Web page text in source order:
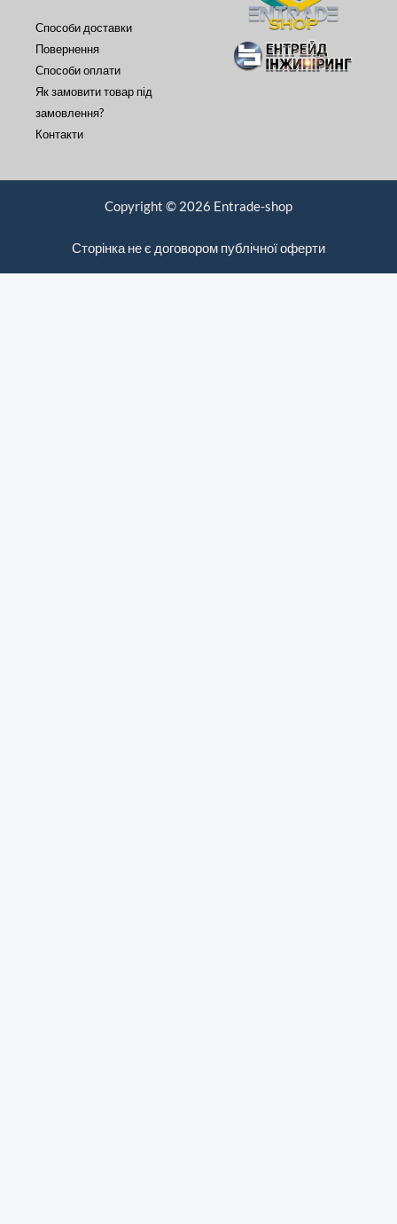
Способи доставки
Повернення
Способи оплати
Як замовити товар під
замовлення?
Контакти
Copyright © 2026 Entrade-shop
Сторінка не є договором публічної оферти